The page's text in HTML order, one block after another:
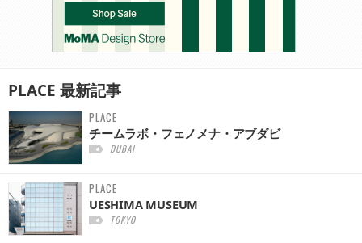
PLACE 最新記事
PLACE
チームラボ・フェノメナ・アブダビ
DUBAI
PLACE
UESHIMA MUSEUM
TOKYO